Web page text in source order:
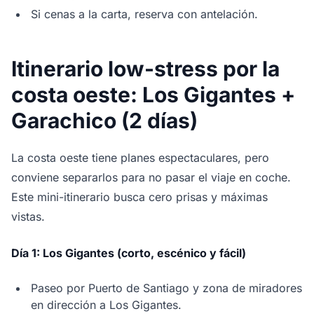
Si cenas a la carta, reserva con antelación.
Itinerario low-stress por la
costa oeste: Los Gigantes +
Garachico (2 días)
La costa oeste tiene planes espectaculares, pero
conviene separarlos para no pasar el viaje en coche.
Este mini-itinerario busca cero prisas y máximas
vistas.
Día 1: Los Gigantes (corto, escénico y fácil)
Paseo por Puerto de Santiago y zona de miradores
en dirección a Los Gigantes.